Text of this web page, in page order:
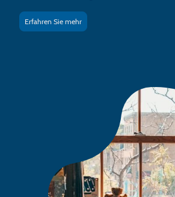
Erfahren Sie mehr